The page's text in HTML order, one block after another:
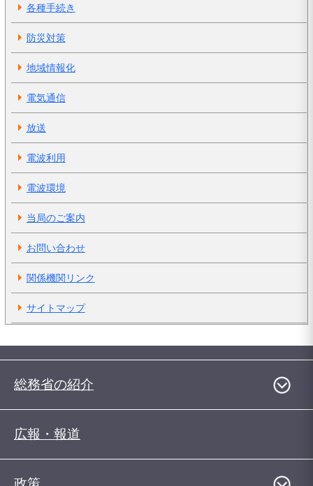
各種手続き
防災対策
地域情報化
電気通信
放送
電波利用
電波環境
当局のご案内
お問い合わせ
関係機関リンク
サイトマップ
総務省の紹介
広報・報道